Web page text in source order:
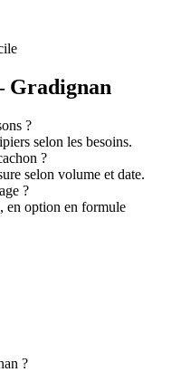
Gradignan
?
selon les besoins.
?
selon volume et date.
?
en option en formule
?